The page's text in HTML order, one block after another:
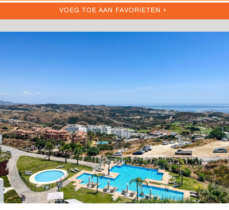
VOEG TOE AAN FAVORIETEN